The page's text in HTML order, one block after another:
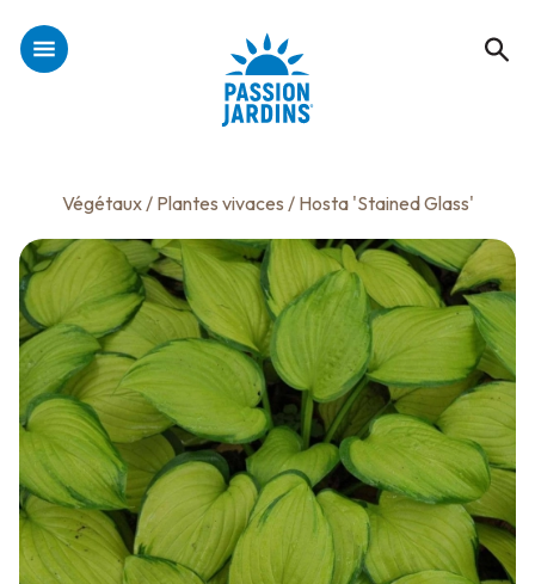
Végétaux/ Plantes vivaces / Hosta 'Stained Glass'